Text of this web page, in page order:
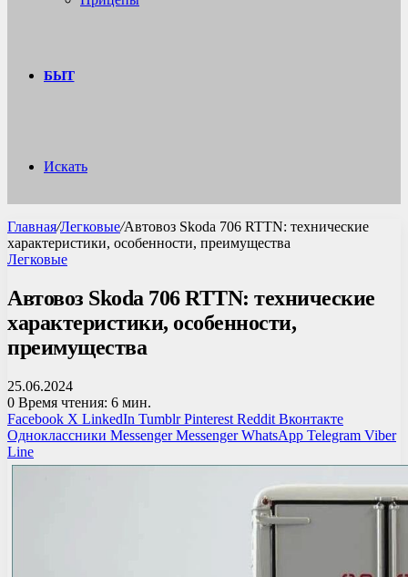
БЫТ
Искать
Главная/Легковые/Автовоз Skoda 706 RTTN: технические
характеристики, особенности, преимущества
Легковые
Автовоз Skoda 706 RTTN: технические
характеристики, особенности,
преимущества
25.06.2024
0 Время чтения: 6 мин.
Facebook X LinkedIn Tumblr Pinterest Reddit Вконтакте
Одноклассники Messenger Messenger WhatsApp Telegram Viber
Line